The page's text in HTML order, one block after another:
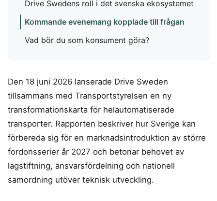
Frysta hamburgare
Dubbelsäng
Ergonomisk
Kudde
Säng
Diskmaskin
Torktumlare
Tvättmaskin
SÄKERHET &
Hemlarm
Övervakningssystem
KONTOR
Kontorsstol
Ergonomisk
Ståmatta
sänkbart
skrivbord
KLIMAT
Luftrenare
Luftvärmepump
Liten bluetooth högtalare
Multiroom högtalare
Soundbar
Subwoofer
TV
Utomhushögtalare
Wifi högtalare
MOBIL & TILLBEHÖR
Mobiltelefon
Satellittelefon
MSM
MASSAGE & VÄLBEFINNANDE
Massagepistol
Drive Swedens roll i det svenska ekosystemet
Kommande evenemang kopplade till frågan
Vad bör du som konsument göra?
Den 18 juni 2026 lanserade Drive Sweden
tillsammans med Transportstyrelsen en ny
transformationskarta för helautomatiserade
transporter. Rapporten beskriver hur Sverige kan
förbereda sig för en marknadsintroduktion av större
fordonsserier år 2027 och betonar behovet av
lagstiftning, ansvarsfördelning och nationell
samordning utöver teknisk utveckling.